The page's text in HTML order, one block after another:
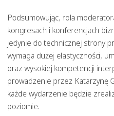
Podsumowując, rola
kongresach i konferencjach
jedynie do technicznej strony
wymaga dużej elastyczności,
oraz wysokiej kompetencji
prowadzenie przez Katarzynę
każde wydarzenie będzie
poziomie.